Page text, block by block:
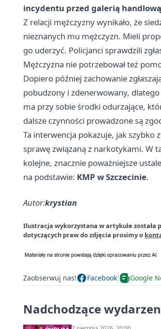
incydentu przed galerią
Z relacji mężczyzny wynikało, że
nieznanych mu mężczyzn. Mieli
go uderzyć. Policjanci sprawdzili
Mężczyzna nie potrzebował też
Dopiero później zachowanie
pobudzony i zdenerwowany,
ma przy sobie środki odurzające,
dalsze czynności prowadzone są
Ta interwencja pokazuje, jak szybko
sprawę związaną z narkotykami. W
kolejne, znacznie poważniejsze
na podstawie: KMP w Szczecinie.
Autor:krystian
Ilustracja wykorzystana w artykule została
dotyczących praw do zdjęcia prosimy o
Zaobserwuj nas! Facebook Google
Nadchodzące